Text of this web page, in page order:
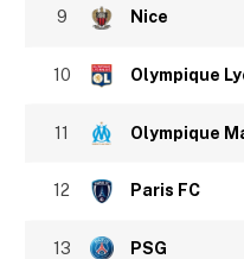
9 Nice
10 Olympique
11 Olympique
12 Paris FC
13 PSG